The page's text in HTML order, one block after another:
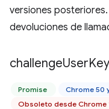
versiones
devoluciones de
challengeUser
Promise
Chrome 50
Obsoleto desde Chrome